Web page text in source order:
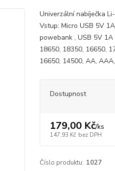
Univerzální nabíječka
Vstup: Micro USB 5V
powebank , USB 5V
18650, 18350, 16650,
16650, 14500, AA,
Dostupnost
179,00 Kč/ks
147,93 Kč bez DPH
Číslo produktu: 1027